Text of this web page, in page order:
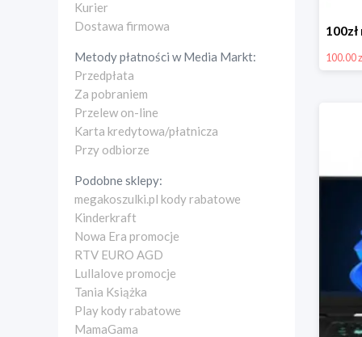
Kurier
Dostawa firmowa
Metody płatności wMedia Markt:
Przedpłata
Za pobraniem
Przelew on-line
Karta kredytowa/płatnicza
Przy odbiorze
Podobne sklepy:
megakoszulki.pl kody rabatowe
Kinderkraft
Nowa Era promocje
RTV EURO AGD
Lullalove promocje
Tania Książka
Play kody rabatowe
MamaGama
100.00